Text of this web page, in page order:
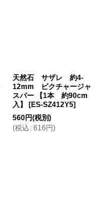
天然石 サザレ 約4-
12mm ピクチャージャ
スパー 【1本 約90cm
入】
[ES-SZ412Y5]
560円(税別)
(税込 : 616 円)